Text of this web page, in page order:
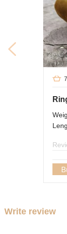
7
Write review